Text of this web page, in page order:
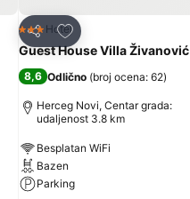
Deli
Dodati u favorite
3 Zvezdice
Hotel
Guest House Villa Živanović
8,6 Odlično (broj ocena: 62)
Herceg Novi, Centar grada:
udaljenost 3.8 km
Besplatan WiFi
Bazen
Parking